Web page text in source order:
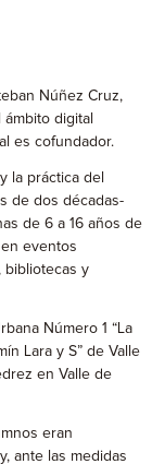
Núñez Cruz,
digital
es cofundador.
la práctica del
de dos décadas-
de 6 a 16 años de
eventos
bibliotecas y
Número 1 “La
Lara y S” de Valle
en Valle de
eran
ante las medidas